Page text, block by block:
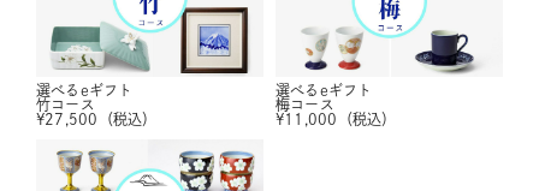
選べるeギフト
竹コース
¥27,500 （税込）
選べるeギフト
梅コース
¥11,000 （税込）